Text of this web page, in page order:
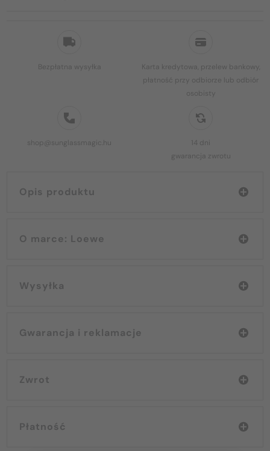
Bezpłatna wysyłka
Karta kredytowa, przelew bankowy,
płatność przy odbiorze lub odbiór
osobisty
shop@sunglassmagic.hu
14 dni
gwarancja zwrotu
Opis produktu
O marce: Loewe
Wysyłka
Gwarancja i reklamacje
Zwrot
Płatność